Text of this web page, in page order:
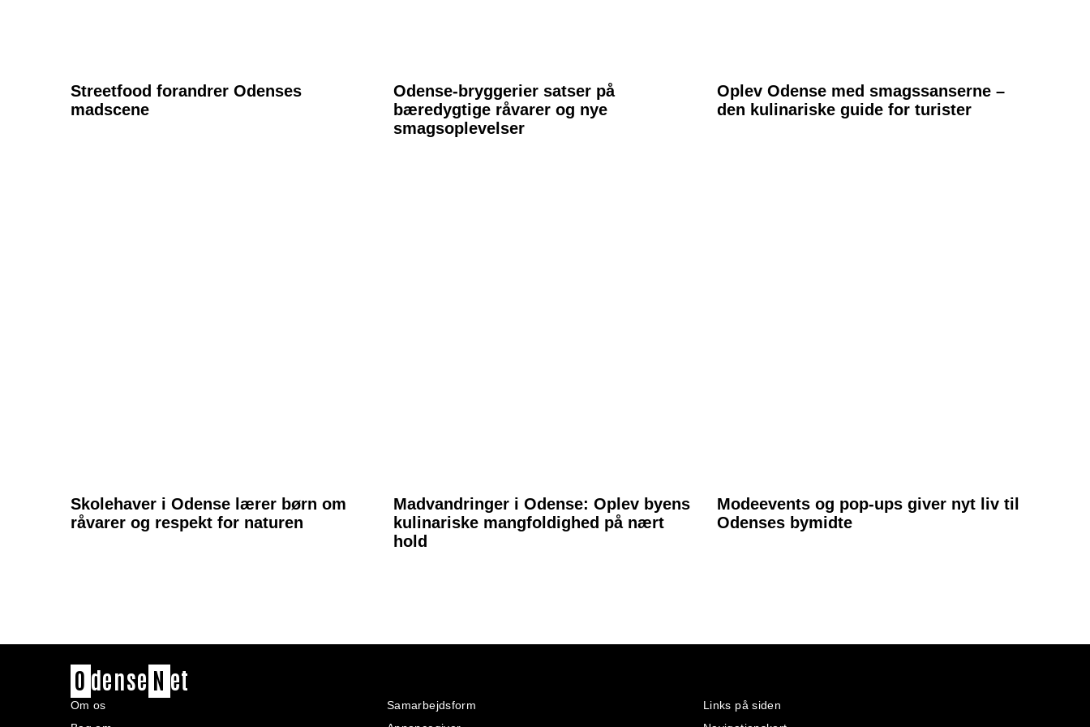
Streetfood forandrer Odenses
madscene
Odense-bryggerier satser på
bæredygtige råvarer og nye
smagsoplevelser
Oplev Odense med smagssanserne –
den kulinariske guide for turister
Skolehaver i Odense lærer børn om
råvarer og respekt for naturen
Madvandringer i Odense: Oplev byens
kulinariske mangfoldighed på nært
hold
Modeevents og pop-ups giver nyt liv til
Odenses bymidte
O dense N et
Om os
Samarbejdsform
Links på siden